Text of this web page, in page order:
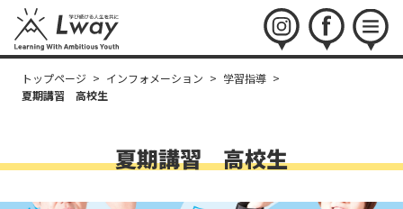
instagramfacebookmenu
トップページ > インフォメーション > 学習指導 >
夏期講習 高校生
夏期講習 高校生